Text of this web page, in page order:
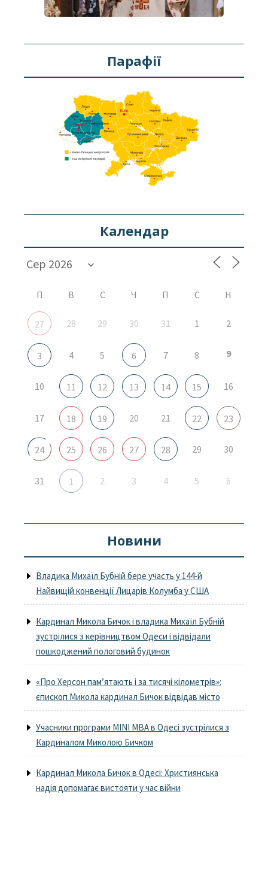
Парафії
Календар
П В С Ч П С Н
27 28 29 30 31 1 2
3 4 5 6 7 8 9
10 11 12 13 14 15 16
17 18 19 20 21 22 23
24 25 26 27 28 29 30
31 1 2 3 4 5 6
Новини
Владика Михаїл Бубній бере участь у 144-й
Найвищій конвенції Лицарів Колумба у США
Кардинал Микола Бичок і владика Михаїл Бубній
зустрілися з керівництвом Одеси і відвідали
пошкоджений пологовий будинок
«Про Херсон пам’ятають і за тисячі кілометрів»:
єпископ Микола кардинал Бичок відвідав місто
Учасники програми MINI MBA в Одесі зустрілися з
Кардиналом Миколою Бичком
Кардинал Микола Бичок в Одесі: Християнська
надія допомагає вистояти у час війни